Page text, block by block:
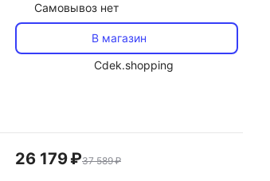
Самовывоз нет
В магазин
Cdek.shopping
26 179 ₽37 589 ₽